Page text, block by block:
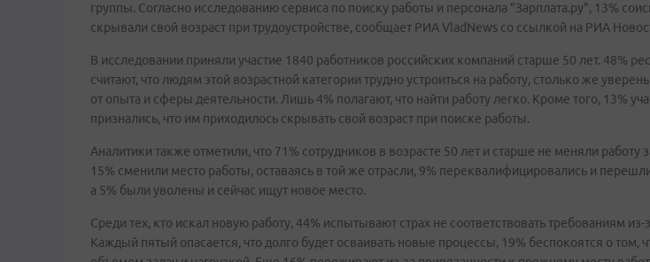
группы. Согласно исследованию сервиса по поиску работы и персонала "Зарплата.ру", 13%
скрывали свой возраст при трудоустройстве, сообщает РИА VladNews со ссылкой на РИА
В исследовании приняли участие 1840 работников российских компаний старше 50 лет. 48%
считают, что людям этой возрастной категории трудно устроиться на работу, столько же
от опыта и сферы деятельности. Лишь 4% полагают, что найти работу легко. Кроме того, 13%
признались, что им приходилось скрывать свой возраст при поиске работы.
Аналитики также отметили, что 71% сотрудников в возрасте 50 лет и старше не меняли работу
15% сменили место работы, оставаясь в той же отрасли, 9% переквалифицировались и
а 5% были уволены и сейчас ищут новое место.
Среди тех, кто искал новую работу, 44% испытывают страх не соответствовать требованиям из-
Каждый пятый опасается, что долго будет осваивать новые процессы, 19% беспокоятся о том,